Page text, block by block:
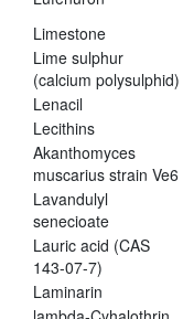
Limestone
Lime sulphur
(calcium polysulphid)
Lenacil
Lecithins
Akanthomyces
muscarius strain Ve6
Lavandulyl
senecioate
Lauric acid (CAS
143-07-7)
Laminarin